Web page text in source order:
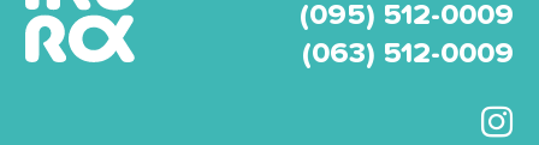
(095) 512-0009
(063) 512-0009